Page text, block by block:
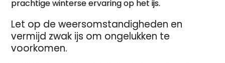
prachtige winterse ervaring op het ijs.
Let op de weersomstandigheden en
vermijd zwak ijs om ongelukken te
voorkomen.